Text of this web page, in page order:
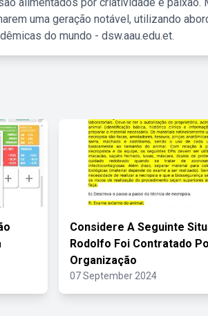
uma geração notável, utilizando
do mundo - dsw.aau.edu.et.
Considere A Seguinte
Rodolfo Foi Contratado
Organização
07 September 2024